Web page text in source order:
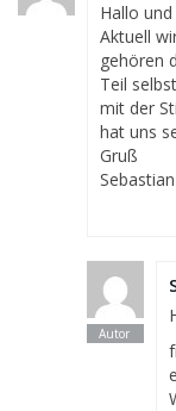
Hallo
Aktuell
gehören
Teil
mit der
hat uns
Gruß
Sebastian